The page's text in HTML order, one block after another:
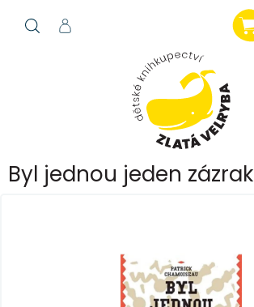
Byl jednou jeden zázrak